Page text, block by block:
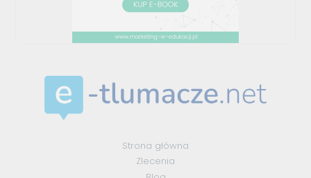
Strona główna
Zlecenia